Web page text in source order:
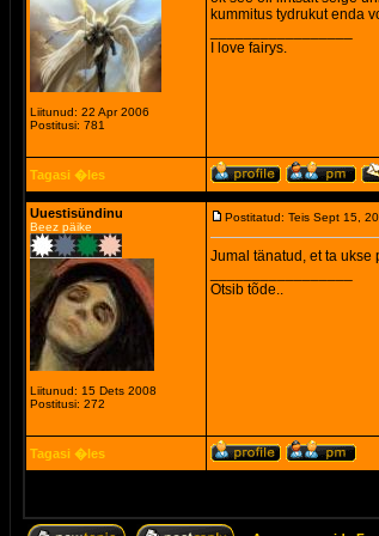
Liitunud: 22 Apr 2006
Postitusi: 781
kummitus tydrukut enda
I love fairys.
Tagasi �les
Uuestisündinu
Beez päike
Liitunud: 15 Dets 2008
Postitusi: 272
Postitatud: Teis Sept 15,
Jumal tänatud, et ta ukse
Otsib tõde..
Tagasi �les